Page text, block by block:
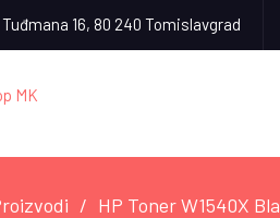
16, 80 240 Tomislavgrad
HP Toner W1540X